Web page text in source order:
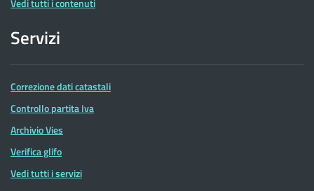
Servizi
Correzione dati catastali
Controllo partita Iva
Archivio Vies
Verifica glifo
Vedi tutti i servizi